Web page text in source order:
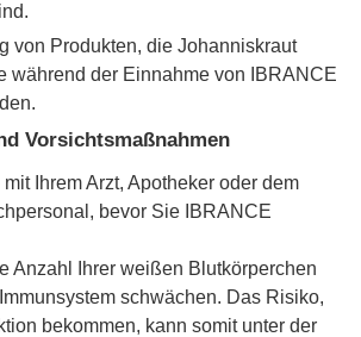
von Produkten, die Johanniskraut
während der Einnahme von IBRANCE
Vorsichtsmaßnahmen
Ihrem Arzt, Apotheker oder dem
bevor Sie IBRANCE
Anzahl Ihrer weißen Blutkörperchen
schwächen. Das Risiko,
bekommen, kann somit unter der